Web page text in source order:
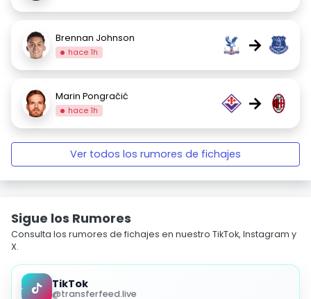
Brennan Johnson
hace 1h →
Marin Pongračić
hace 1h →
Ver todos los rumores de fichajes
Sigue los Rumores
Consulta los rumores de fichajes en nuestro TikTok, Instagram y
X.
TikTok
@transferfeed.live